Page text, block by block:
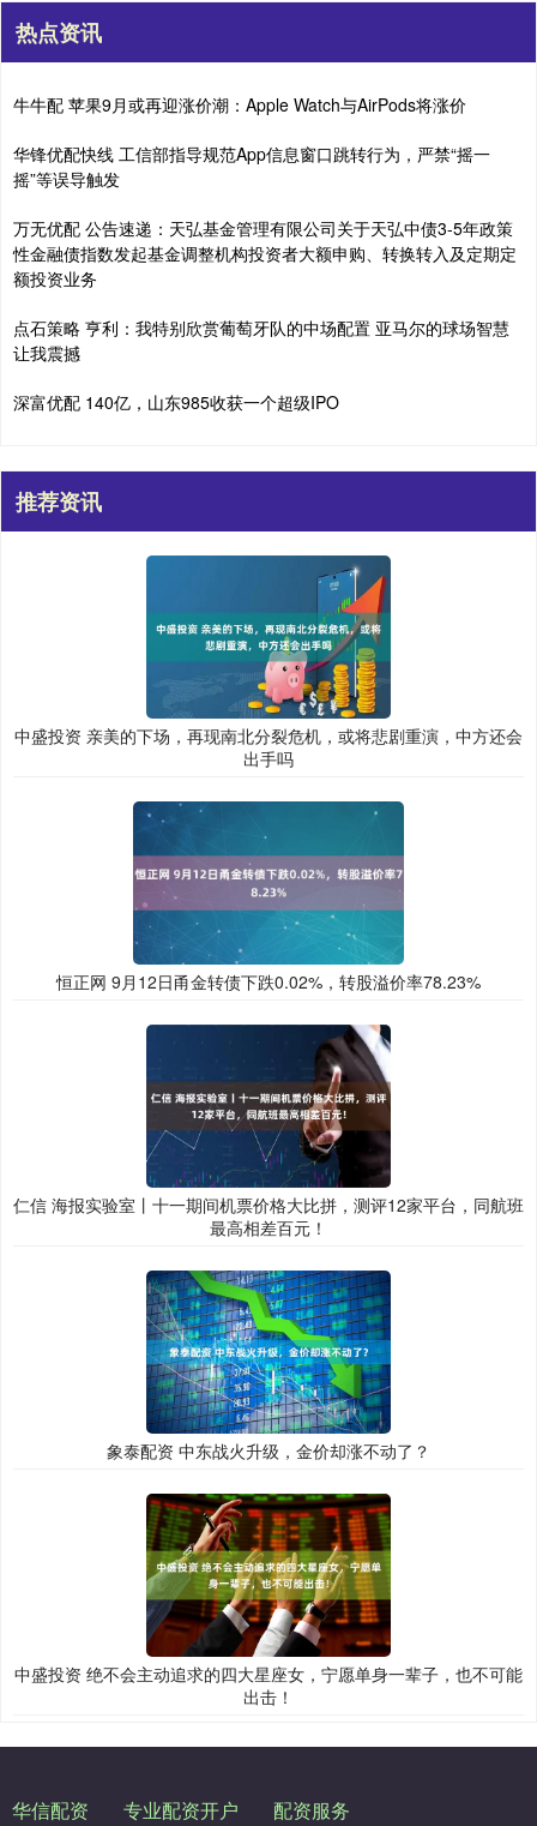
热点资讯
牛牛配 苹果9月或再迎涨价潮：Apple Watch与AirPods将涨价
华锋优配快线 工信部指导规范App信息窗口跳转行为，严禁“摇一
摇”等误导触发
万无优配 公告速递：天弘基金管理有限公司关于天弘中债3-5年政策
性金融债指数发起基金调整机构投资者大额申购、转换转入及定期定
额投资业务
点石策略 亨利：我特别欣赏葡萄牙队的中场配置 亚马尔的球场智慧
让我震撼
深富优配 140亿，山东985收获一个超级IPO
推荐资讯
中盛投资 亲美的下场，再现南北分裂危机，或将悲剧重演，中方还会
出手吗
恒正网 9月12日甬金转债下跌0.02%，转股溢价率78.23%
仁信 海报实验室丨十一期间机票价格大比拼，测评12家平台，同航班
最高相差百元！
象泰配资 中东战火升级，金价却涨不动了？
中盛投资 绝不会主动追求的四大星座女，宁愿单身一辈子，也不可能
出击！
华信配资 专业配资开户 配资服务